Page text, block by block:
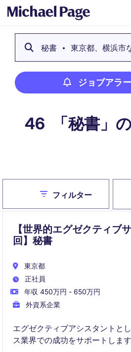
秘書 東京都、横浜市
ジョブアラ
46 「秘書」
Closeフィルター
【世界的エグゼクティブ
回】秘書
東京都
正社員
年収 450万円 - 650万円
外資系企業
エグゼクティブアシスタントと
ス業界での成功をサポートしま